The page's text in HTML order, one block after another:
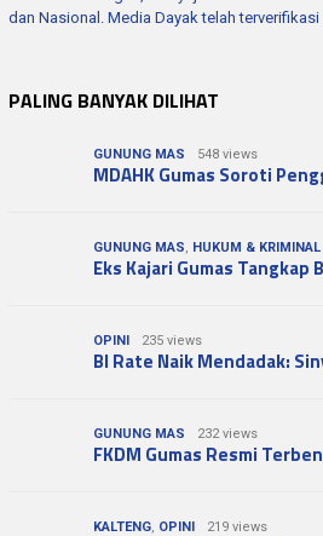
dan Nasional. Media Dayak telah terverifikasi
PALING BANYAK DILIHAT
GUNUNG MAS 548 views
MDAHK Gumas Soroti
GUNUNG MAS, HUKUM & KRIMINAL
Eks Kajari Gumas
OPINI 235 views
BI Rate Naik Mendadak:
GUNUNG MAS 232 views
FKDM Gumas Resmi
KALTENG, OPINI 219 views